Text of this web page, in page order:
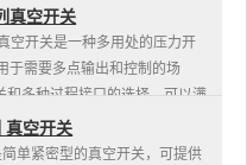
空开关可广泛应用于各种场
真空开关
空开关是一种多用处的压力开
于需要多点输出和控制的场
和多种过程接口的选择，可以满
报警、关断、预警、高/低限
真空开关
简单紧密型的真空开关，可提供